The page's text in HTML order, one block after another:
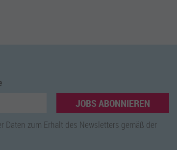
-frauen, Logistiker, Einkäufer und Sales
die Produktion und Engineering,
Darüber hinaus Maschinenbau,
IN LEONBERG?
im Standard-Layout auf
einen Zeitraum von 30 Tagen. Amts- und private
JOBS ABONNIEREN
Daten zum Erhalt des Newsletters gemäß der